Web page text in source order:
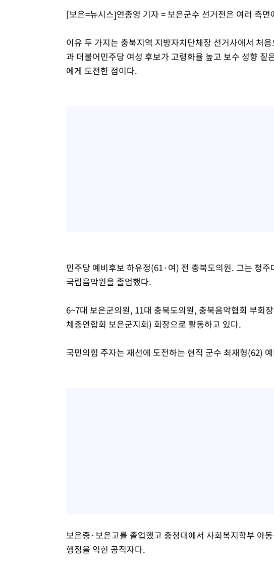
[보은=뉴시스]연종영 기자 = 보은군수 선거전은 여러 측면
이유 두 가지는 충북지역 지방자치단체장 선거사에서 처
과 더불어민주당 여성 후보가 고령화율 높고 보수 성향 짙
에게 도전한 점이다.
민주당 예비후보 하유정(61·여) 전 충북도의원. 그는 청
국립음악원을 졸업했다.
6~7대 보은군의원, 11대 충북도의원, 충북음악협회 부회
체총연합회 보은군지회) 회장으로 활동하고 있다.
국민의힘 주자는 재선에 도전하는 현직 군수 최재형(62)
보은중·보은고를 졸업했고 충청대에서 사회복지학부 아
행정을 익힌 공직자다.